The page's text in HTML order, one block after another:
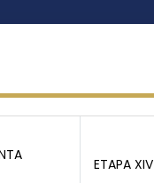
ETAPA XIV